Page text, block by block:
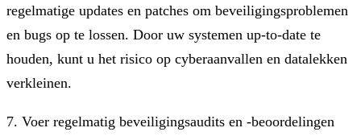
regelmatige updates en patches om beveiligingsproblemen
en bugs op te lossen. Door uw systemen up-to-date te
houden, kunt u het risico op cyberaanvallen en datalekken
verkleinen.
7. Voer regelmatig beveiligingsaudits en -beoordelingen